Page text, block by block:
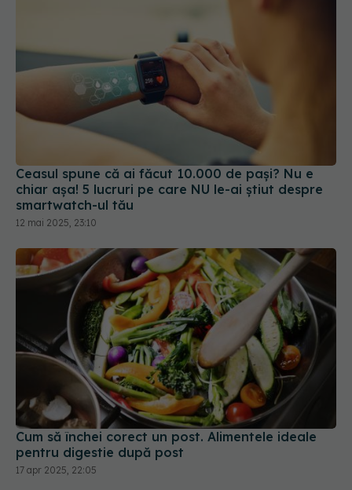
Ceasul spune că ai făcut 10.000 de pași? Nu e
chiar așa! 5 lucruri pe care NU le-ai știut despre
smartwatch-ul tău
12 mai 2025, 23:10
Cum să închei corect un post. Alimentele ideale
pentru digestie după post
17 apr 2025, 22:05